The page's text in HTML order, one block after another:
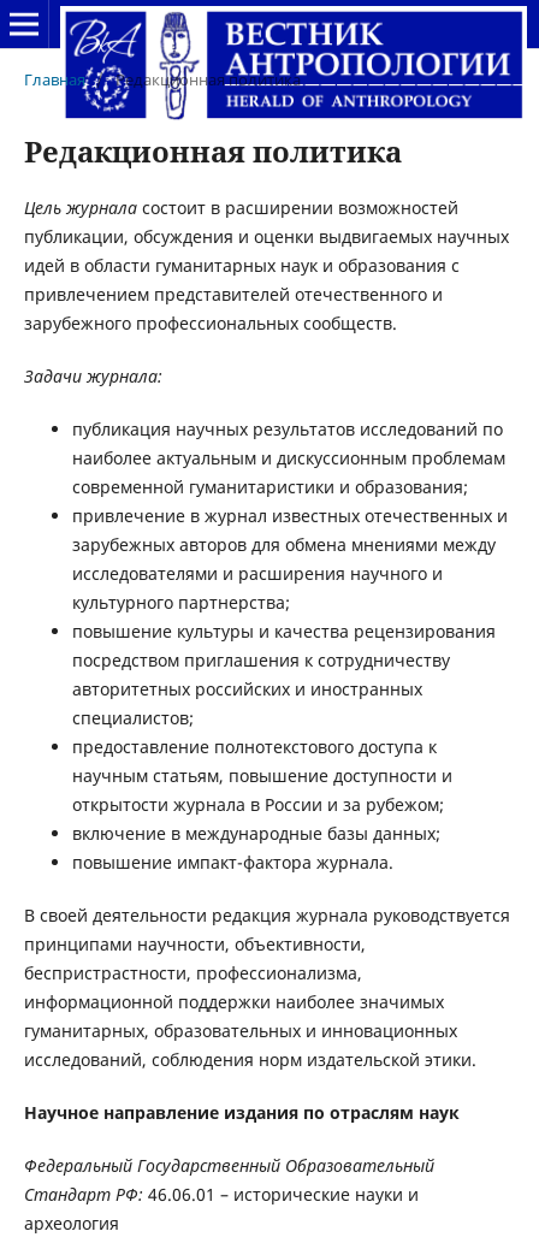
Главная / Редакционная политика
Редакционная политика
Цель журналасостоит в расширении возможностей
публикации, обсуждения и оценки выдвигаемых научных
идей в области гуманитарных наук и образования с
привлечением представителей отечественного и
зарубежного профессиональных сообществ.
Задачи журнала:
публикация научных результатов исследований по
наиболее актуальным и дискуссионным проблемам
современной гуманитаристики и образования;
привлечение в журнал известных отечественных и
зарубежных авторов для обмена мнениями между
исследователями и расширения научного и
культурного партнерства;
повышение культуры и качества рецензирования
посредством приглашения к сотрудничеству
авторитетных российских и иностранных
специалистов;
предоставление полнотекстового доступа к
научным статьям, повышение доступности и
открытости журнала в России и за рубежом;
включение в международные базы данных;
повышение импакт-фактора журнала.
В своей деятельности редакция журнала руководствуется
принципами научности, объективности,
беспристрастности, профессионализма,
информационной поддержки наиболее значимых
гуманитарных, образовательных и инновационных
исследований, соблюдения норм издательской этики.
Научное направление издания по отраслям наук
Федеральный Государственный Образовательный
Стандарт РФ: 46.06.01 – исторические науки и
археология